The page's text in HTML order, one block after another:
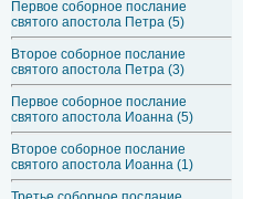
Первое соборное послание
святого апостола Петра (5)
Второе соборное послание
святого апостола Петра (3)
Первое соборное послание
святого апостола Иоанна (5)
Второе соборное послание
святого апостола Иоанна (1)